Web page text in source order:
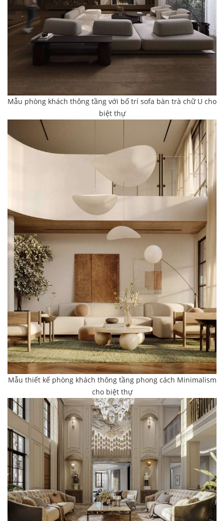
Mẫu phòng khách thông tầng với bố trí sofa bàn trà chữ U cho
biệt thự
Mẫu thiết kế phòng khách thông tầng phong cách Minimalism
cho biệt thự